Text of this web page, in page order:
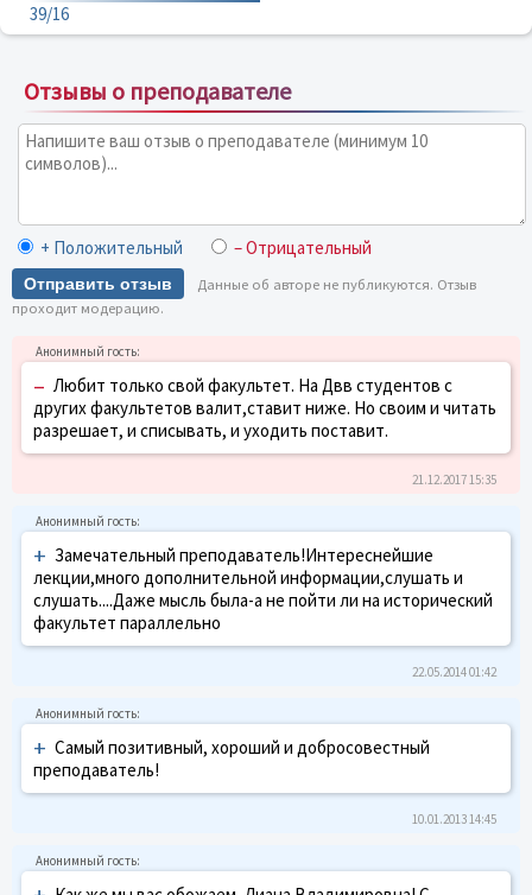
39/16
Отзывы о преподавателе
+ Положительный – Отрицательный
Отправить отзыв
Данные об авторе не публикуются. Отзыв
проходит модерацию.
– Любит только свой факультет. На Двв студентов с
других факультетов валит,ставит ниже. Но своим и читать
разрешает, и списывать, и уходить поставит.
21.12.2017 15:35
+ Замечательный преподаватель!Интереснейшие
лекции,много дополнительной информации,слушать и
слушать....Даже мысль была-а не пойти ли на исторический
факультет параллельно
22.05.2014 01:42
+ Самый позитивный, хороший и добросовестный
преподаватель!
10.01.2013 14:45